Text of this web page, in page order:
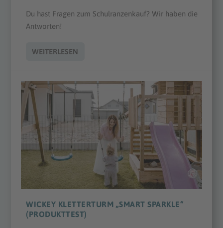
Du hast Fragen zum Schulranzenkauf? Wir haben die
Antworten!
WEITERLESEN
WICKEY KLETTERTURM „SMART SPARKLE“
(PRODUKTTEST)